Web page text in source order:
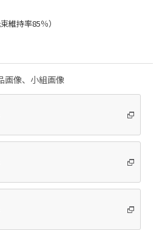
維持率85％）
画像、小組画像